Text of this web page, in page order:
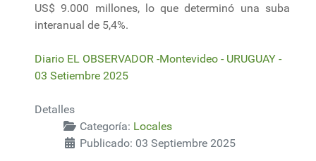
US$ 9.000 millones, lo que determinó una suba
interanual de 5,4%.
Diario EL OBSERVADOR -Montevideo - URUGUAY -
03 Setiembre 2025
Detalles
Categoría: Locales
Publicado: 03 Septiembre 2025